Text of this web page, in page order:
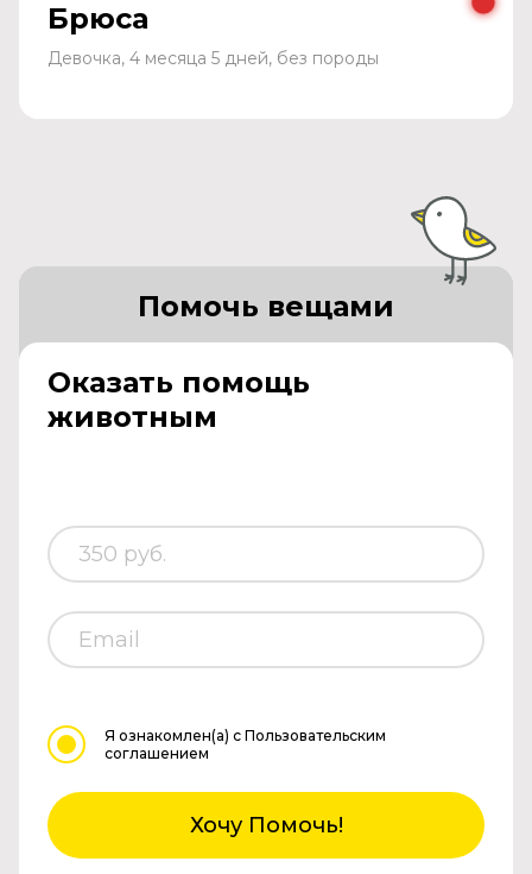
Брюса
Девочка, 4 месяца 5 дней, без породы
Оказать помощь
животным
Помочь вещами
Я ознакомлен(а) с Пользовательским
соглашением
Хочу Помочь!